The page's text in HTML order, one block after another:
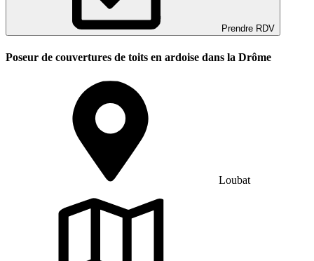
Prendre RDV
Poseur de couvertures de toits en ardoise dans la Drôme
Loubat